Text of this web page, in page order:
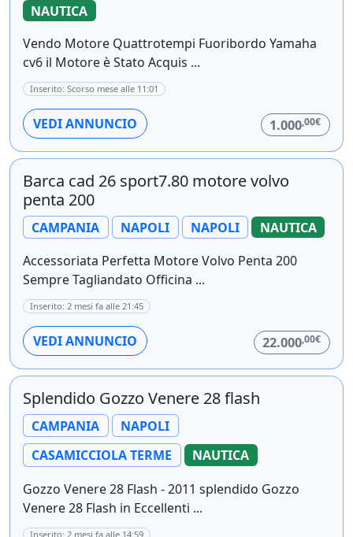
NAUTICA
Vendo Motore Quattrotempi Fuoribordo Yamaha
cv6 il Motore è Stato Acquis ...
Inserito: Scorso mese alle 11:01
VEDI ANNUNCIO 1.000,00€
Barca cad 26 sport7.80 motore volvo
penta 200
CAMPANIA NAPOLI NAPOLI
NAUTICA
Accessoriata Perfetta Motore Volvo Penta 200
Sempre Tagliandato Officina ...
Inserito: 2 mesi fa alle 21:45
VEDI ANNUNCIO 22.000,00€
Splendido Gozzo Venere 28 flash
CAMPANIA
NAPOLI
CASAMICCIOLA TERME
NAUTICA
Gozzo Venere 28 Flash - 2011 splendido Gozzo
Venere 28 Flash in Eccellenti ...
Inserito: 2 mesi fa alle 14:59